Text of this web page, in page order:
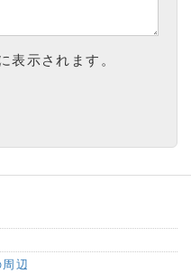
表示されます。
辺